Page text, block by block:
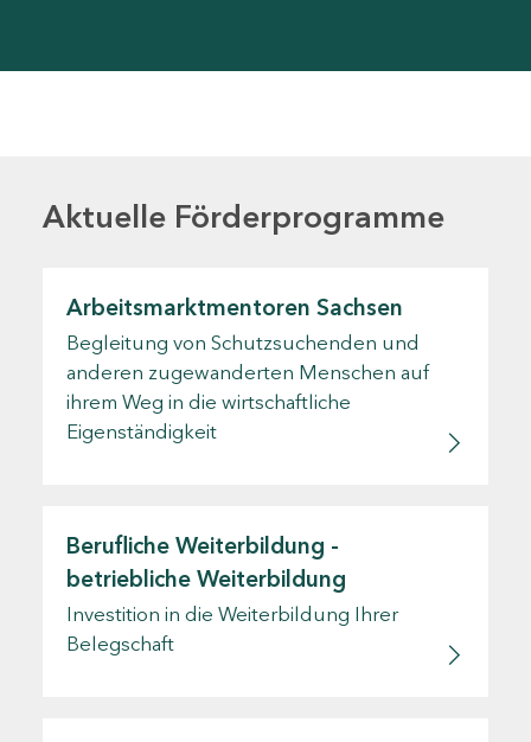
Aktuelle Förderprogramme
Arbeitsmarktmentoren Sachsen
Begleitung von Schutzsuchenden und
anderen zugewanderten Menschen auf
ihrem Weg in die wirtschaftliche
Eigenständigkeit
Berufliche Weiterbildung -
betriebliche Weiterbildung
Investition in die Weiterbildung Ihrer
Belegschaft